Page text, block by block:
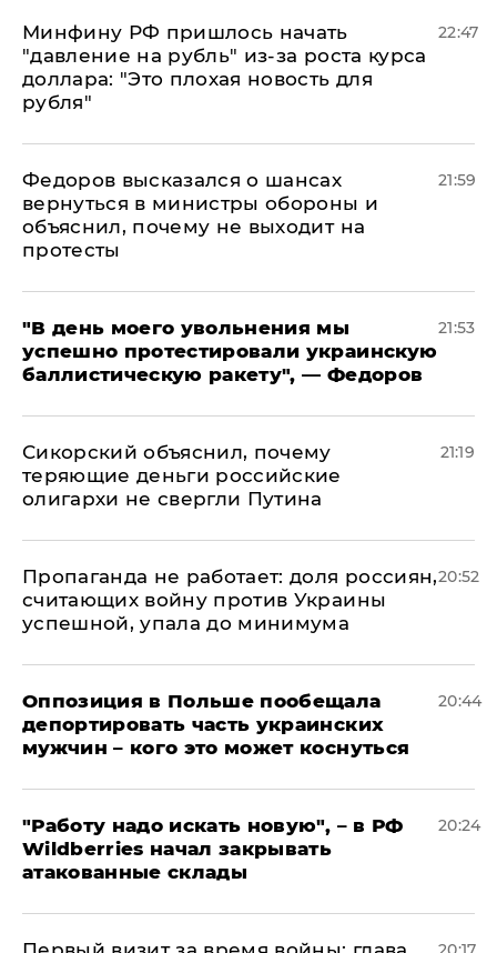
Минфину РФ пришлось начать
"давление на рубль" из-за роста курса
доллара: "Это плохая новость для
рубля"
22:47
Федоров высказался о шансах
вернуться в министры обороны и
объяснил, почему не выходит на
протесты
21:59
​"В день моего увольнения мы
успешно протестировали украинскую
баллистическую ракету", — Федоров
21:53
Сикорский объяснил, почему
теряющие деньги российские
олигархи не свергли Путина
21:19
​Пропаганда не работает: доля россиян,
считающих войну против Украины
успешной, упала до минимума
20:52
Оппозиция в Польше пообещала
депортировать часть украинских
мужчин – кого это может коснуться
20:44
"Работу надо искать новую", – в РФ
Wildberries начал закрывать
атакованные склады
20:24